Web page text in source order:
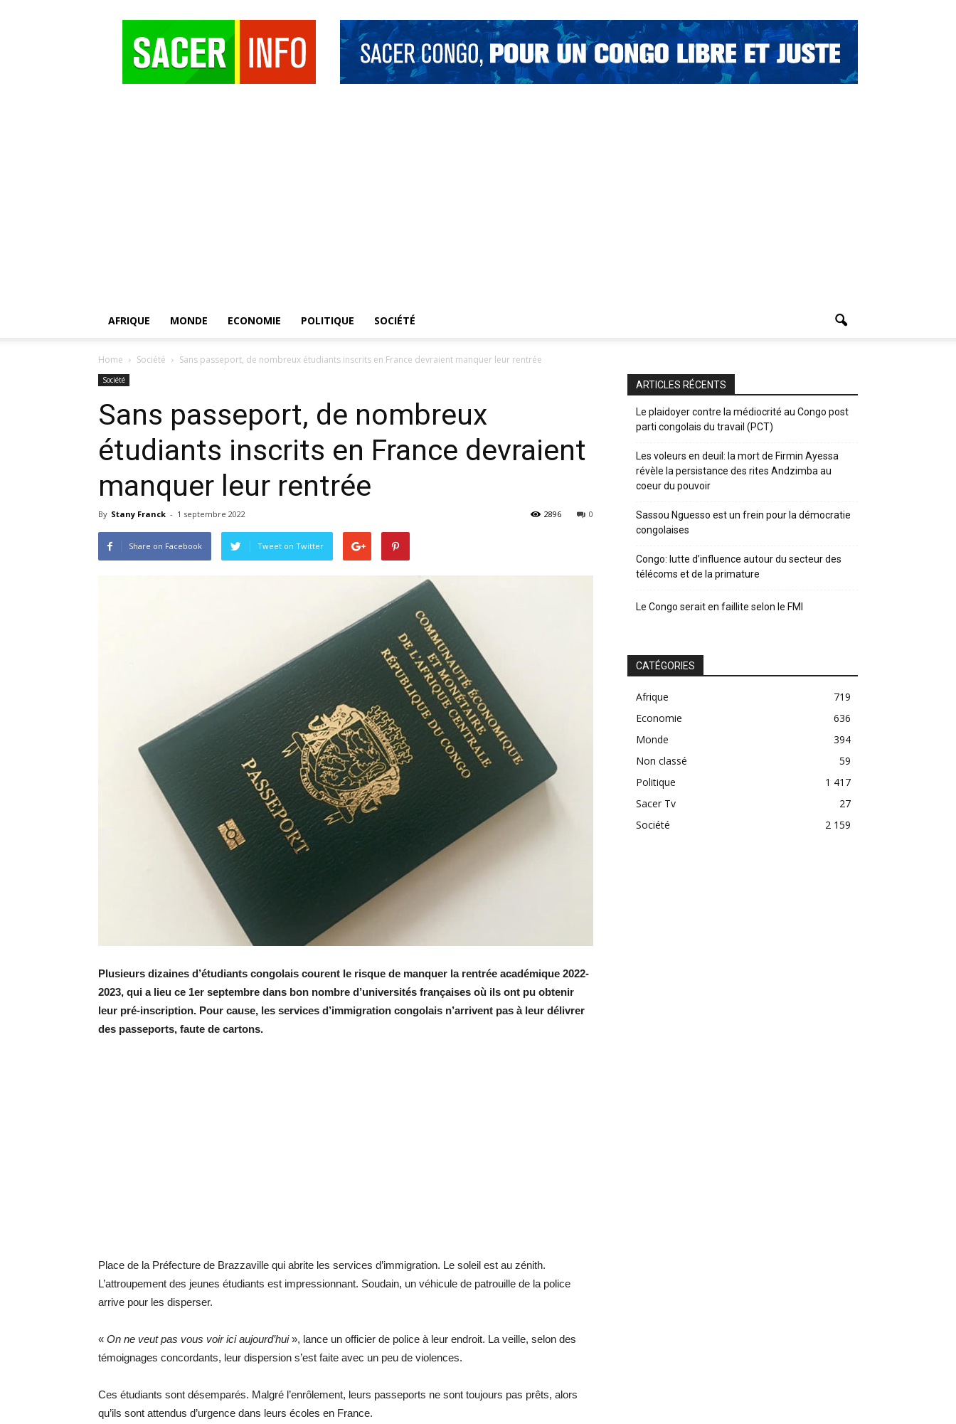
AFRIQUE MONDE ECONOMIE POLITIQUE SOCIÉTÉ
Home Société Sans passeport, de nombreux étudiants inscrits en France devraient manquer leur rentrée
Société
Sans passeport, de nombreux
étudiants inscrits en France devraient
manquer leur rentrée
By Stany Franck - 1 septembre 2022 0
2896
Share on Facebook Tweet on Twitter
Plusieurs dizaines d’étudiants congolais courent le risque de manquer la rentrée académique 2022-
2023, qui a lieu ce 1er septembre dans bon nombre d’universités françaises où ils ont pu obtenir
leur pré-inscription. Pour cause, les services d’immigration congolais n’arrivent pas à leur délivrer
des passeports, faute de cartons.
Place de la Préfecture de Brazzaville qui abrite les services d’immigration. Le soleil est au zénith.
L’attroupement des jeunes étudiants est impressionnant. Soudain, un véhicule de patrouille de la police
arrive pour les disperser.
« On ne veut pas vous voir ici aujourd’hui», lance un officier de police à leur endroit. La veille, selon des
témoignages concordants, leur dispersion s’est faite avec un peu de violences.
Ces étudiants sont désemparés. Malgré l’enrôlement, leurs passeports ne sont toujours pas prêts, alors
qu’ils sont attendus d’urgence dans leurs écoles en France.
ARTICLES RÉCENTS
Le plaidoyer contre la médiocrité au Congo post
parti congolais du travail (PCT)
Les voleurs en deuil: la mort de Firmin Ayessa
révèle la persistance des rites Andzimba au
coeur du pouvoir
Sassou Nguesso est un frein pour la démocratie
congolaises
Congo: lutte d’influence autour du secteur des
télécoms et de la primature
Le Congo serait en faillite selon le FMI
CATÉGORIES
Afrique
719
Economie
636
Monde
394
Non classé
59
Politique
1 417
Sacer Tv
27
Société
2 159